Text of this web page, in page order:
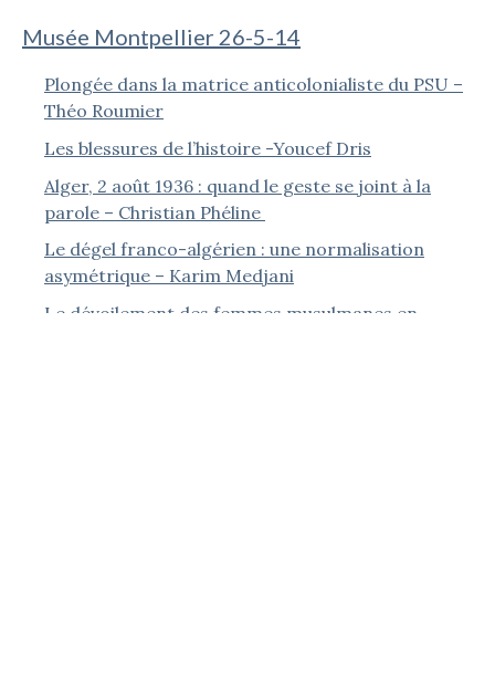
Musée Montpellier 26-5-14
Plongée dans la matrice anticolonialiste du PSU –
Théo Roumier
Les blessures de l’histoire -Youcef Dris
Alger, 2 août 1936 : quand le geste se joint à la
parole – Christian Phéline
Le dégel franco-algérien : une normalisation
asymétrique – Karim Medjani
Le dévoilement des femmes musulmanes en